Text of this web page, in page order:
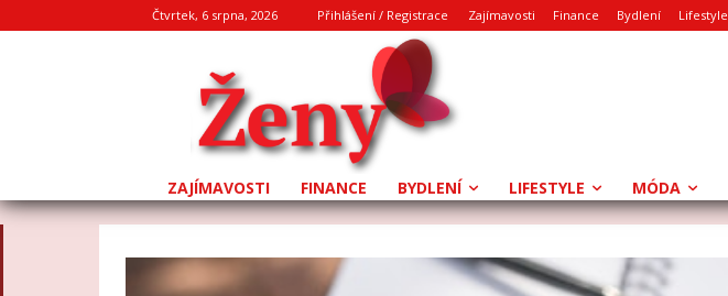
Čtvrtek, 6 srpna, 2026 Přihlášení / Registrace Zajímavosti Finance Bydlení Lifestyle
ZAJÍMAVOSTI FINANCE BYDLENÍ LIFESTYLE MÓDA